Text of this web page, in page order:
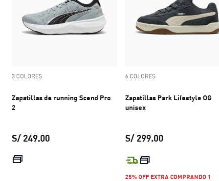
3 COLORES
Zapatillas de running Scend Pro
2
S/ 249.00
precio actual S/ 249.00
6 COLORES
Zapatillas Park Lifestyle OG
unisex
S/ 299.00
25% OFF EXTRA COMPRANDO 1